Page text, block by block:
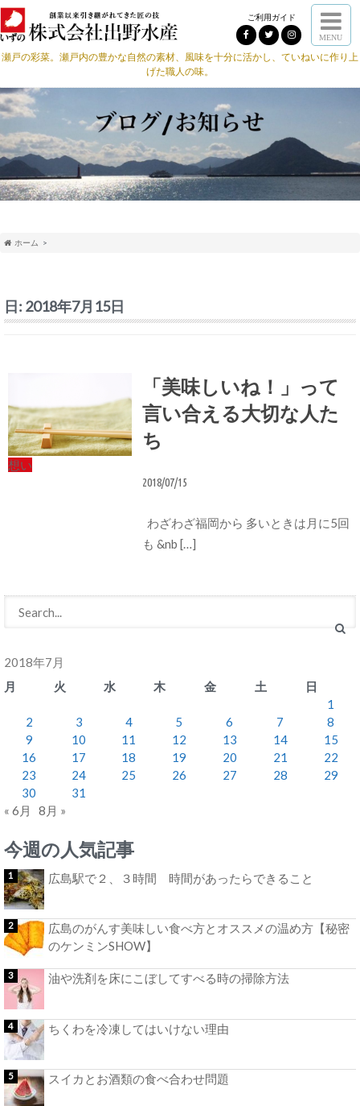
ご利用ガイド
MENU
瀬戸の彩菜。瀬戸内の豊かな自然の素材、風味を十分に活かし、ていねいに作り上
げた職人の味。
ホーム
日: 2018年7月15日
想い
「美味しいね！」って
言い合える大切な人た
ち
2018/07/15
わざわざ福岡から 多いときは月に5回
も &nb […]
2018年7月
月
火 水 木 金 土
日
1
2
3 4 5 6 7
8
9
10 11 12 13 14
15
16
17 18 19 20 21
22
23
24 25 26 27 28
29
30
31
« 6月
8月 »
今週の人気記事
広島駅で２、３時間 時間があったらできること
広島のがんす美味しい食べ方とオススメの温め方【秘密
のケンミンSHOW】
油や洗剤を床にこぼしてすべる時の掃除方法
ちくわを冷凍してはいけない理由
スイカとお酒類の食べ合わせ問題